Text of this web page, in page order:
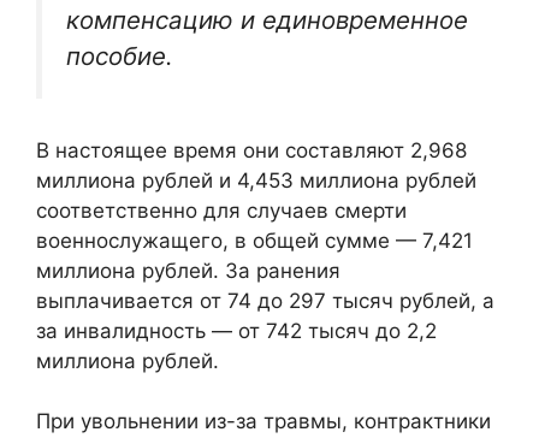
компенсацию и единовременное
пособие.
В настоящее время они составляют 2,968
миллиона рублей и 4,453 миллиона рублей
соответственно для случаев смерти
военнослужащего, в общей сумме — 7,421
миллиона рублей. За ранения
выплачивается от 74 до 297 тысяч рублей, а
за инвалидность — от 742 тысяч до 2,2
миллиона рублей.
При увольнении из-за травмы, контрактники